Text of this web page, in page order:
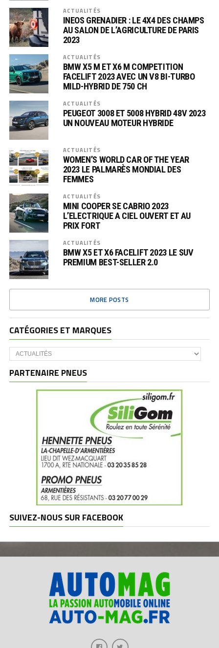
ACTUALITÉS
INEOS GRENADIER : LE 4X4 DES CHAMPS
AU SALON DE L’AGRICULTURE DE PARIS
2023
ACTUALITÉS
BMW X5 M ET X6 M COMPETITION
FACELIFT 2023 AVEC UN V8 BI-TURBO
MILD-HYBRID DE 750 CH
ACTUALITÉS
PEUGEOT 3008 ET 5008 HYBRID 48V 2023
UN NOUVEAU MOTEUR HYBRIDE
ACTUALITÉS
WOMEN’S WORLD CAR OF THE YEAR
2023 LE PALMARÈS MONDIAL DES
FEMMES
ACTUALITÉS
MINI COOPER SE CABRIO 2023
L’ELECTRIQUE A CIEL OUVERT ET AU
PRIX FORT
ACTUALITÉS
BMW X5 ET X6 FACELIFT 2023 LE SUV
PREMIUM BEST-SELLER 2.0
MORE POSTS
CATÉGORIES ET MARQUES
Catégories
et
PARTENAIRE PNEUS
SUIVEZ-NOUS SUR FACEBOOK